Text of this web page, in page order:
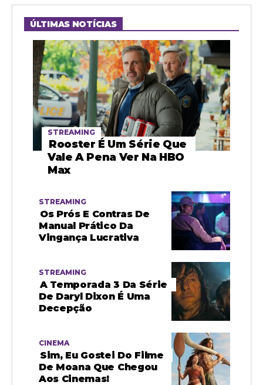
ÚLTIMAS NOTÍCIAS
STREAMING
Rooster É Um Série Que
Vale A Pena Ver Na HBO
Max
STREAMING
Os Prós E Contras De
Manual Prático Da
Vingança Lucrativa
STREAMING
A Temporada 3 Da Série
De Daryl Dixon É Uma
Decepção
CINEMA
Sim, Eu Gostei Do Filme
De Moana Que Chegou
Aos Cinemas!